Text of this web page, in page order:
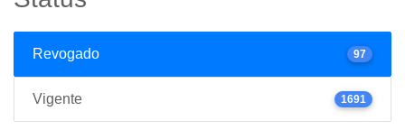
Revogado 97
Vigente 1691